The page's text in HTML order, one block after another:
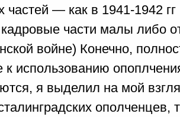
частей — как в 1941-1942
части малы либо
войне) Конечно,
использованию
я выделил на мой
ополченцев,